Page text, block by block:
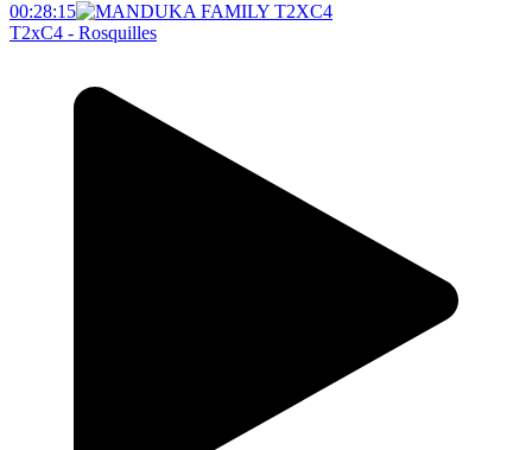
00:28:15
T2xC4 - Rosquilles